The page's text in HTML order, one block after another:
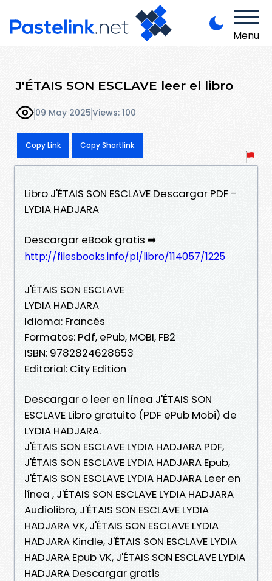
Menu
J'ÉTAIS SON ESCLAVE leer el libro
09 May 2025Views: 100
Copy Link Copy Shortlink
Libro J'ÉTAIS SON ESCLAVE Descargar PDF -
LYDIA HADJARA
Descargar eBook gratis ➡
http://filesbooks.info/pl/libro/114057/1225
J'ÉTAIS SON ESCLAVE
LYDIA HADJARA
Idioma: Francés
Formatos: Pdf, ePub, MOBI, FB2
ISBN: 9782824628653
Editorial: City Edition
Descargar o leer en línea J'ÉTAIS SON
ESCLAVE Libro gratuito (PDF ePub Mobi) de
LYDIA HADJARA.
J'ÉTAIS SON ESCLAVE LYDIA HADJARA PDF,
J'ÉTAIS SON ESCLAVE LYDIA HADJARA Epub,
J'ÉTAIS SON ESCLAVE LYDIA HADJARA Leer en
línea , J'ÉTAIS SON ESCLAVE LYDIA HADJARA
Audiolibro, J'ÉTAIS SON ESCLAVE LYDIA
HADJARA VK, J'ÉTAIS SON ESCLAVE LYDIA
HADJARA Kindle, J'ÉTAIS SON ESCLAVE LYDIA
HADJARA Epub VK, J'ÉTAIS SON ESCLAVE LYDIA
HADJARA Descargar gratis